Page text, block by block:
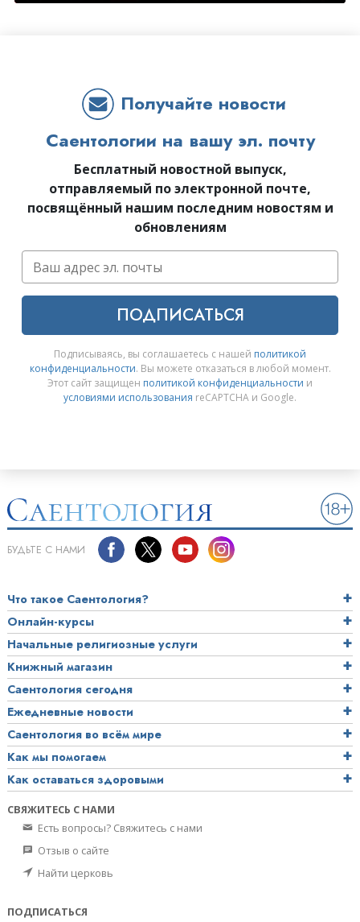
Получайте новости
Саентологии на вашу эл. почту
Бесплатный новостной выпуск,
отправляемый по электронной почте,
посвящённый нашим последним новостям и
обновлениям
ПОДПИСАТЬСЯ
Подписываясь, вы соглашаетесь с нашей политикой
конфиденциальности. Вы можете отказаться в любой момент.
Этот сайт защищен политикой конфиденциальности и
условиями использования reCAPTCHA и Google.
БУДЬТЕ С НАМИ
Что такое Саентология?
Онлайн-курсы
Начальные религиозные услуги
Книжный магазин
Саентология сегодня
Ежедневные новости
Саентология во всём мире
Как мы помогаем
Как оставаться здоровыми
СВЯЖИТЕСЬ С НАМИ
Есть вопросы? Свяжитесь с нами
Отзыв о сайте
Найти церковь
ПОДПИСАТЬСЯ